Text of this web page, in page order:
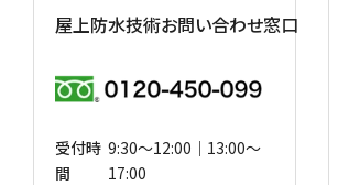
屋上防水技術お問い合わせ窓口
受付時
間
9:30〜12:00｜13:00〜
17:00